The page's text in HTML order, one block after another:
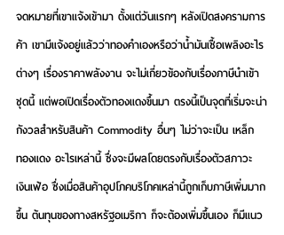
จดหมายที่เขาแจ้งเข้ามา ตั้งแต่วันแรกๆ หลังเปิดสงครามการ
ค้า เขามีแจ้งอยู่แล้วว่าทองคำเองหรือว่าน้ำมันเชื้อเพลิงอะไร
ต่างๆ เรื่องราคาพลังงาน จะไม่เกี่ยวข้องกับเรื่องภาษีนำเข้า
ชุดนี้ แต่พอเปิดเรื่องตัวทองแดงขึ้นมา ตรงนี้เป็นจุดที่เริ่มจะน่า
กังวลสำหรับสินค้า Commodity อื่นๆ ไม่ว่าจะเป็น เหล็ก
ทองแดง อะไรเหล่านี้ ซึ่งจะมีผลโดยตรงกับเรื่องตัวสภาวะ
เงินเฟ้อ ซึ่งเมื่อสินค้าอุปโภคบริโภคเหล่านี้ถูกเก็บภาษีเพิ่มมาก
ขึ้น ต้นทุนของทางสหรัฐอเมริกา ก็จะต้องเพิ่มขึ้นเอง ก็มีแนว